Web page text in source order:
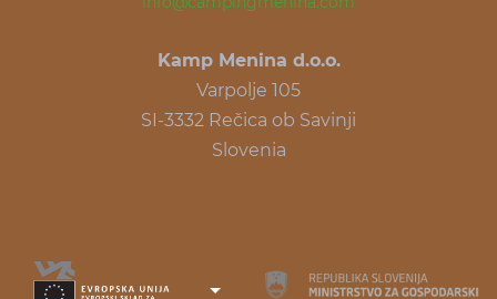
Kamp Menina d.o.o.
Varpolje 105
SI-3332 Rečica ob Savinji
Slovenia